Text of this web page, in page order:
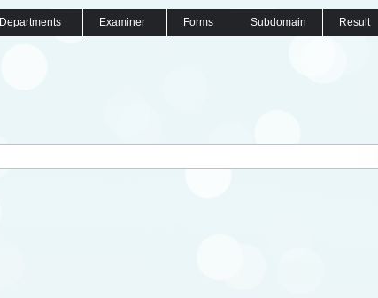
Departments Examiner Forms Subdomain Result